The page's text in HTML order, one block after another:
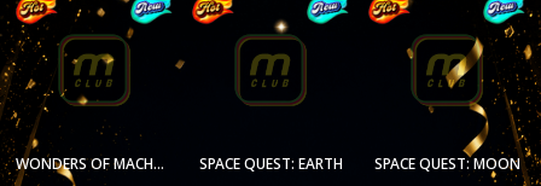
WONDERS OF MACHU PICCHU SPACE QUEST: EARTH SPACE QUEST: MOON